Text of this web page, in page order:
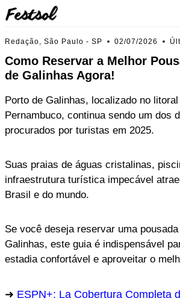
Skip
to
content
Redação, São Paulo - SP 02/07/2026
Como Reservar a Melhor
de Galinhas Agora!
Porto de Galinhas, localizado no
Pernambuco, continua sendo um dos
procurados por turistas em 2025.
Suas praias de águas cristalinas,
infraestrutura turística impecável
Brasil e do mundo.
Se você deseja reservar uma
Galinhas, este guia é indispensável
estadia confortável e aproveitar o
ESPN+: La Cobertura Completa